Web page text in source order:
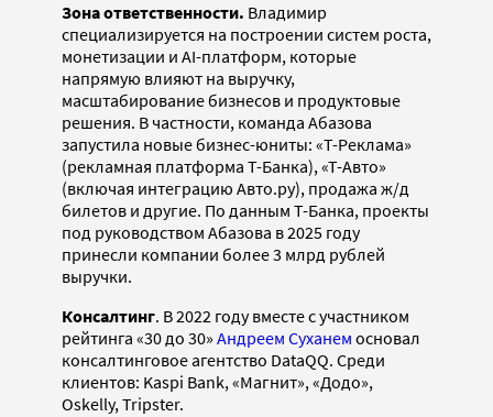
Зона ответственности. Владимир
специализируется на построении систем роста,
монетизации и AI-платформ, которые
напрямую влияют на выручку,
масштабирование бизнесов и продуктовые
решения. В частности, команда Абазова
запустила новые бизнес-юниты: «T-Реклама»
(рекламная платформа Т-Банка), «Т-Авто»
(включая интеграцию Авто.ру), продажа ж/д
билетов и другие. По данным Т-Банка, проекты
под руководством Абазова в 2025 году
принесли компании более 3 млрд рублей
выручки.
Консалтинг. В 2022 году вместе с участником
рейтинга «30 до 30» Андреем Суханем основал
консалтинговое агентство DataQQ. Среди
клиентов: Kaspi Bank, «Магнит», «Додо»,
Oskelly, Tripster.